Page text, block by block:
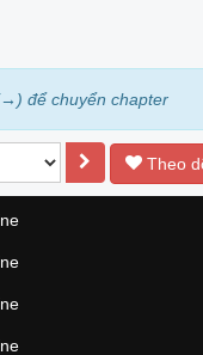
để chuyển chapter
Theo